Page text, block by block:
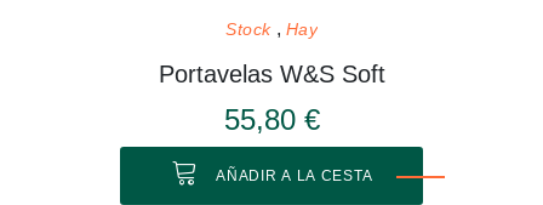
Stock Hay
Portavelas W&S Soft
55,80 €
AÑADIR A LA CESTA